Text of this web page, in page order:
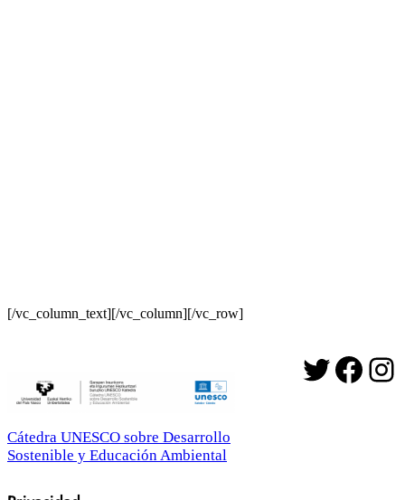
[/vc_column_text][/vc_column][/vc_row]
Twitter
Cátedra UNESCO sobre Desarrollo
Sostenible y Educación Ambiental